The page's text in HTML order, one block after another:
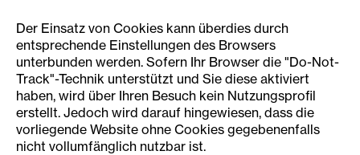
Der Einsatz von Cookies kann überdies durch
entsprechende Einstellungen des Browsers
unterbunden werden. Sofern Ihr Browser die "Do-Not-
Track"-Technik unterstützt und Sie diese aktiviert
haben, wird über Ihren Besuch kein Nutzungsprofil
erstellt. Jedoch wird darauf hingewiesen, dass die
vorliegende Website ohne Cookies gegebenenfalls
nicht vollumfänglich nutzbar ist.